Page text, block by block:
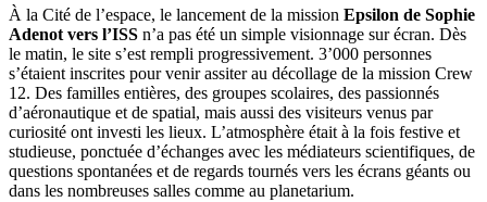
À la Cité de l’espace, le lancement de la mission Epsilon de Sophie
Adenot vers l’ISS n’a pas été un simple visionnage sur écran. Dès
le matin, le site s’est rempli progressivement. 3’000 personnes
s’étaient inscrites pour venir assiter au décollage de la mission Crew
12. Des familles entières, des groupes scolaires, des passionnés
d’aéronautique et de spatial, mais aussi des visiteurs venus par
curiosité ont investi les lieux. L’atmosphère était à la fois festive et
studieuse, ponctuée d’échanges avec les médiateurs scientifiques, de
questions spontanées et de regards tournés vers les écrans géants ou
dans les nombreuses salles comme au planetarium.